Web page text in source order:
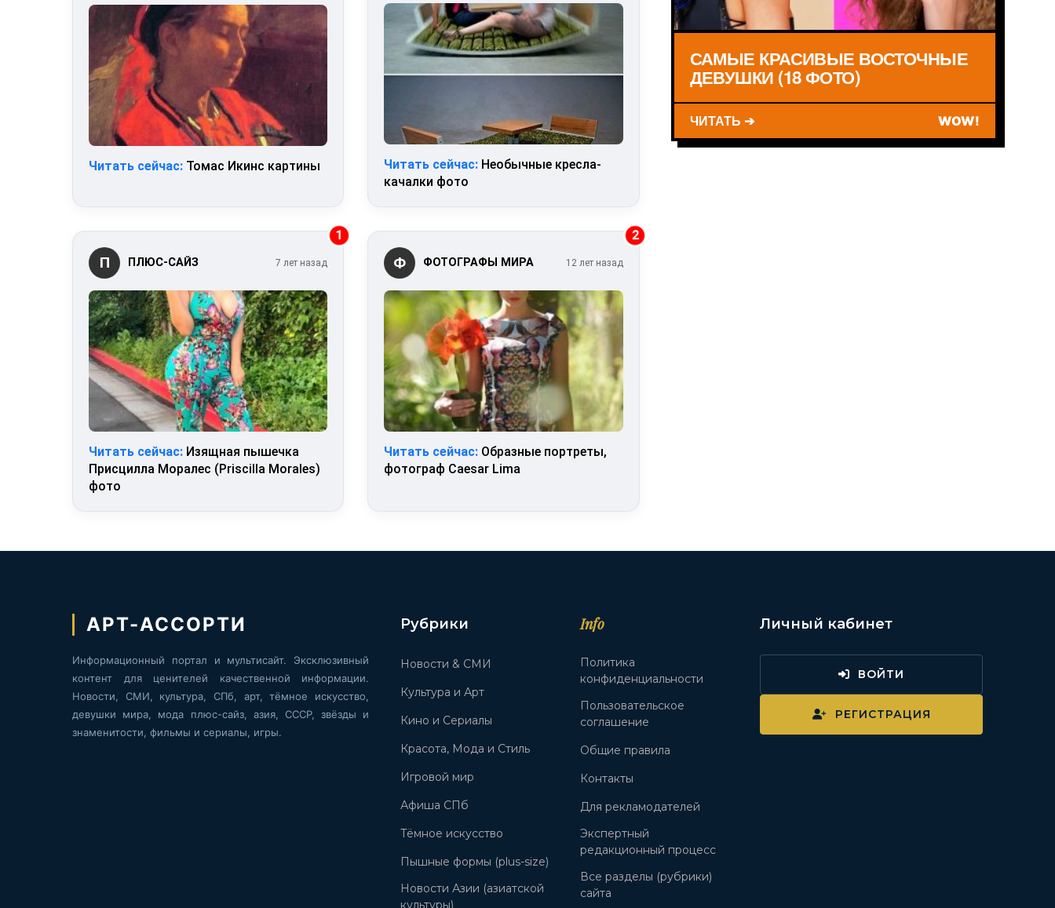
Читать сейчас: Томас Икинс картины Читать сейчас: Необычные кресла-
качалки фото
1
П ПЛЮС-САЙЗ 7 лет назад
Читать сейчас: Изящная пышечка
Присцилла Моралес (Priscilla Morales)
фото
2
Ф ФОТОГРАФЫ МИРА 12 лет назад
Читать сейчас: Образные портреты,
фотограф Caesar Lima
САМЫЕ КРАСИВЫЕ ВОСТОЧНЫЕ
ДЕВУШКИ (18 ФОТО)
ЧИТАТЬ ➔ WOW!
АРТ-АССОРТИ
Информационный портал и мультисайт. Эксклюзивный
контент для ценителей качественной информации.
Новости, СМИ, культура, СПб, арт, тёмное искусство,
девушки мира, мода плюс-сайз, азия, СССР, звёзды и
знаменитости, фильмы и сериалы, игры.
Рубрики
Новости & СМИ
Культура и Арт
Кино и Сериалы
Красота, Мода и Стиль
Игровой мир
Афиша СПб
Тёмное искусство
Пышные формы (plus-size)
Новости Азии (азиатской
культуры)
Info
Политика
конфиденциальности
Пользовательское
соглашение
Общие правила
Контакты
Для рекламодателей
Экспертный
редакционный процесс
Все разделы (рубрики)
сайта
Личный кабинет
ВОЙТИ
РЕГИСТРАЦИЯ